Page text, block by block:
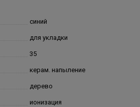
синий
для укладки
35
керам. напыление
дерево
ионизация